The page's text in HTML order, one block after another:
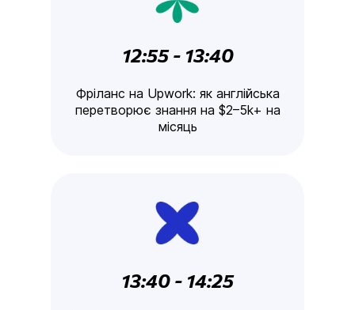
12:55 - 13:40
Фріланс на Upwork: як англійська
перетворює знання на $2–5k+ на
місяць
13:40 - 14:25